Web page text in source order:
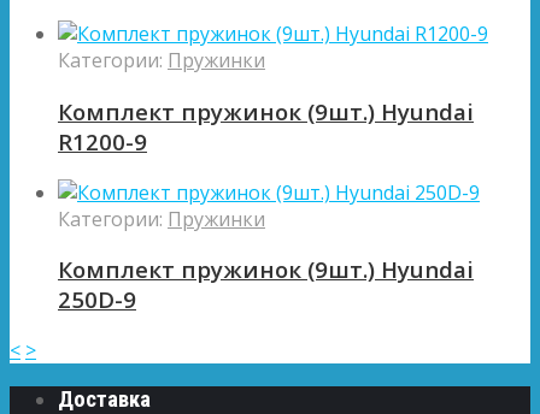
Категории: Пружинки
Комплект пружинок (9шт.) Hyundai
R1200-9
Категории: Пружинки
Комплект пружинок (9шт.) Hyundai
250D-9
< >
Доставка